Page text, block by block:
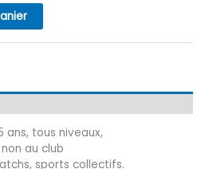
ans, tous niveaux,
au club
sports collectifs.